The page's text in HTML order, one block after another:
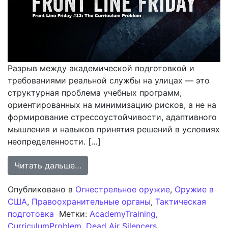
Разрыв между академической подготовкой и
требованиями реальной службы на улицах — это
структурная проблема учебных программ,
ориентированных на минимизацию рисков, а не на
формирование стрессоустойчивости, адаптивного
мышления и навыков принятия решений в условиях
неопределенности. […]
Читать дальше…
Опубликовано в Огнестрельное оружие, Оружие в
США, Правоохранительные органы, Тактическая
подготовка Метки: AcademyTraining,
CurriculumProblem Dead Air Silencers